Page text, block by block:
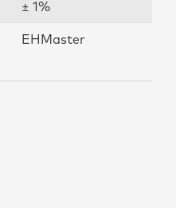
± 1%
EHMaster